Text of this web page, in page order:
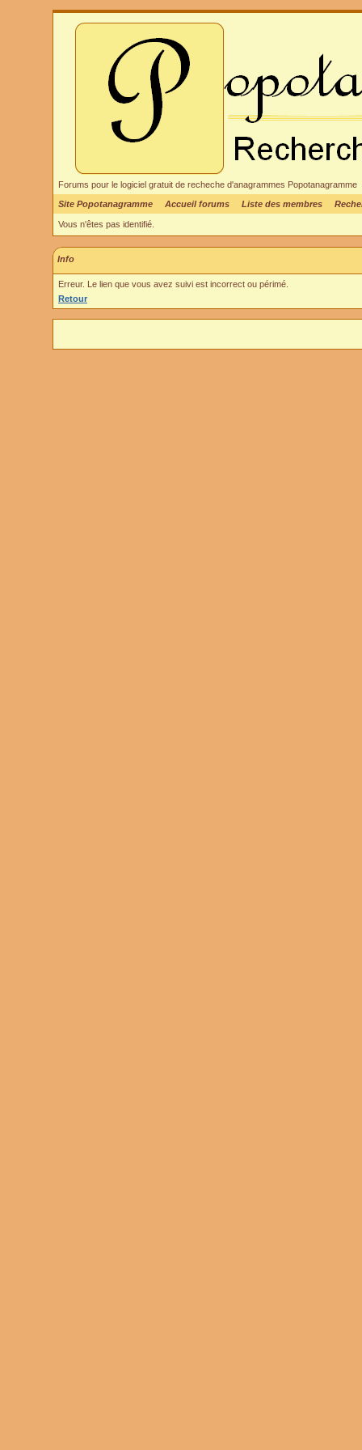
Forums pour le logiciel gratuit de recheche d'anagrammes Popotanagramme
Site Popotanagramme
Accueil forums Liste des membres
Vous n'êtes pas identifié.
Info
Erreur. Le lien que vous avez suivi est incorrect ou périmé.
Retour